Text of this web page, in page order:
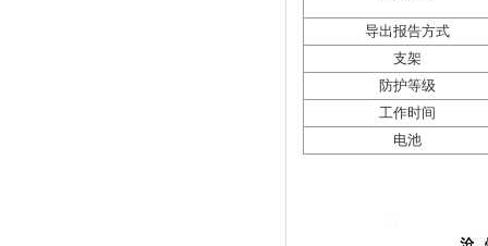
导出报告方式
支架
防护等级
工作时间
电池